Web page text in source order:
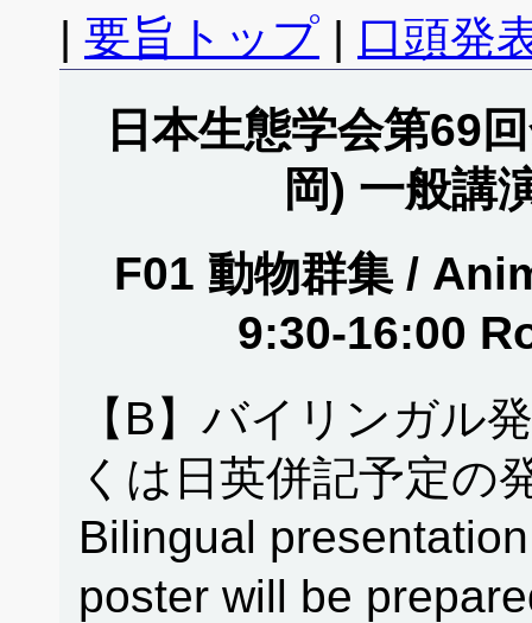
| 要旨トップ | 口頭発
日本生態学会第69
岡) 一般講
F01 動物群集 /
9:30-16:00
【B】バイリンガル
くは日英併記予定の
Bilingual
poster will be